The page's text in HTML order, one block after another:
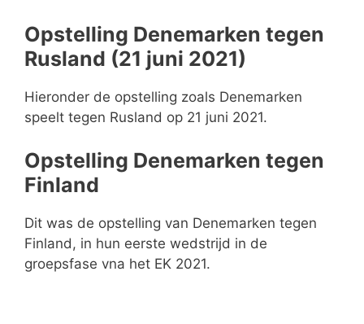
Opstelling Denemarken tegen
Rusland (21 juni 2021)
Hieronder de opstelling zoals Denemarken
speelt tegen Rusland op 21 juni 2021.
Opstelling Denemarken tegen
Finland
Dit was de opstelling van Denemarken tegen
Finland, in hun eerste wedstrijd in de
groepsfase vna het EK 2021.